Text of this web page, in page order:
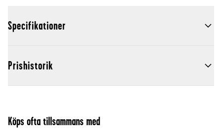
Specifikationer
Prishistorik
Köps ofta tillsammans med